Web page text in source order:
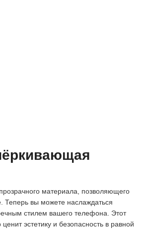
материала, позволяющего
Теперь вы можете наслаждаться
стилем вашего телефона. Этот
эстетику и безопасность в равной